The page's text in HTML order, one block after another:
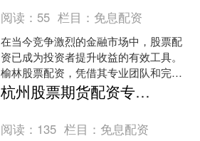
阅读： 55 栏目： 免息配资
在当今竞争激烈的金融市场中，股票配
资已成为投资者提升收益的有效工具。
榆林股票配资，凭借其专业团队和完善
的风控体系，为投资者提供安全可靠的
配资服务。 榆林股票配资....
杭州股票期货配资专业支持，专注风控与合规服务
阅读： 135 栏目： 免息配资